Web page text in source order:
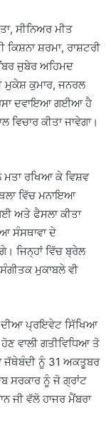
ਸੀਨਿਅਰ ਮੀਤ
ਕਿਸ਼ਨਾ ਸ਼ਰਮਾ, ਰਾਸ਼ਟਰੀ
ਜੁਬੇਰ ਅਹਿਮਦ
ਮੁਕੇਸ਼ ਕੁਮਾਰ, ਜਨਰਲ
ਦਵਾਇਆ ਗਈਆ ਹੈ
ਕੀਤਾ ਜਾਵੇਗਾ।
ਮਤਾ ਰਖਿਆ ਕੇ ਵਿਸ਼ਵ
ਵਿੱਚ ਮਨਾਇਆ
ਅਤੇ ਫੈਸਲਾ ਕੀਤਾ
ਸੰਸਥਾਵਾ ਦੇ
ਜਿਨ੍ਹਾਂ ਵਿੱਚ ਬ੍ਰੇਲ
ਮੁਕਾਬਲੇ ਵੀ
ਦੀਆ ਪ੍ਰਇਵੇਟ ਸਿੱਖਿਆ
ਵਾਲੀ ਗਤੀਵਿਧਿਆ ਤੋ
ਜੱਥੇਬੰਦੀ ਨੂੰ 31 ਅਕਤੂਬਰ
ਸਰਕਾਰ ਨੂੰ ਜੋ ਗ੍ਰਾਂਟ
ਜੀ ਵੱਲੋ ਹਾਜਰ ਮੈਂਬਰਾ